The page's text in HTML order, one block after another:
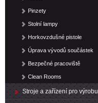
Pinzety
Stolní lampy
Horkovzdušné pistole
Úprava vývodů součástek
Bezpečné pracoviště
Clean Rooms
Stroje a zařízení pro výrobu